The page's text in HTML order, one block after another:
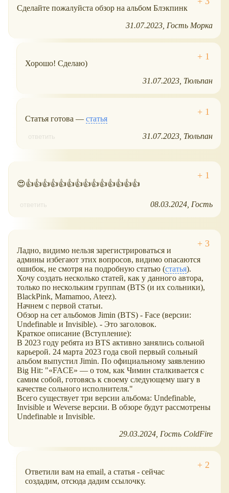
Сделайте пожалуйста обзор на альбом Блэкпинк
31.07.2023 Гость Морка
Хорошо! Сделаю)
31.07.2023 Тюльпан
Статья готова — статья
ответить 31.07.2023 Тюльпан
😍👍👍👍👍👍👍👍👍👍👍👍👍👍👍
ответить 08.03.2024 Гость
Ладно, видимо нельзя зарегистрироваться и
админы избегают этих вопросов, видимо опасаются
ошибок, не смотря на подробную статью (статья).
Хочу создать несколько статей, как у данного автора,
только по нескольким группам (BTS (и их сольники),
BlackPink, Mamamoo, Ateez).
Начнем с первой статьи.
Обзор на сет альбомов Jimin (BTS) - Face (версии:
Undefinable и Invisible). - Это заголовок.
Краткое описание (Вступление):
В 2023 году ребята из BTS активно занялись сольной
карьерой. 24 марта 2023 года свой первый сольный
альбом выпустил Jimin. По официальному заявлению
Big Hit: "«FACE» — о том, как Чимин сталкивается с
самим собой, готовясь к своему следующему шагу в
качестве сольного исполнителя."
Всего существует три версии альбома: Undefinable,
Invisible и Weverse версии. В обзоре будут рассмотрены
Undefinable и Invisible.
29.03.2024 Гость ColdFire
Ответили вам на email, а статья - сейчас
создадим, отсюда дадим ссылочку.